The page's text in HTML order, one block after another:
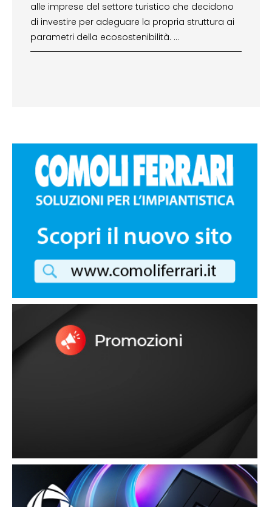
alle imprese del settore turistico che decidono
di investire per adeguare la propria struttura ai
parametri della ecosostenibilità. …